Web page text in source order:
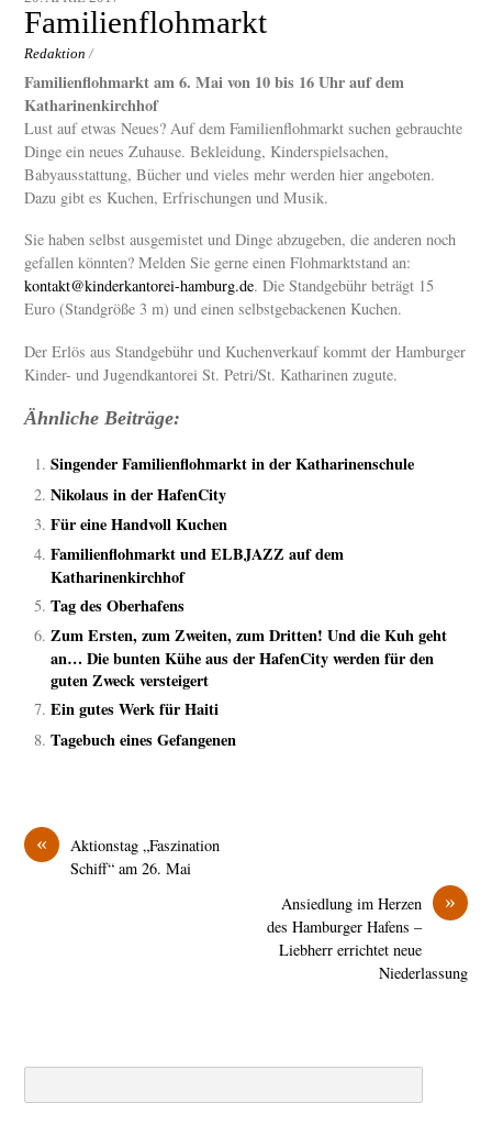
Familienflohmarkt
Redaktion /
Familienflohmarkt am 6. Mai von 10 bis 16 Uhr auf dem
Katharinenkirchhof
Lust auf etwas Neues? Auf dem Familienflohmarkt suchen gebrauchte
Dinge ein neues Zuhause. Bekleidung, Kinderspielsachen,
Babyausstattung, Bücher und vieles mehr werden hier angeboten.
Dazu gibt es Kuchen, Erfrischungen und Musik.
Sie haben selbst ausgemistet und Dinge abzugeben, die anderen noch
gefallen könnten? Melden Sie gerne einen Flohmarktstand an:
kontakt@kinderkantorei-hamburg.de. Die Standgebühr beträgt 15
Euro (Standgröße 3 m) und einen selbstgebackenen Kuchen.
Der Erlös aus Standgebühr und Kuchenverkauf kommt der Hamburger
Kinder- und Jugendkantorei St. Petri/St. Katharinen zugute.
Ähnliche Beiträge:
Singender Familienflohmarkt in der Katharinenschule
Nikolaus in der HafenCity
Für eine Handvoll Kuchen
Familienflohmarkt und ELBJAZZ auf dem
Katharinenkirchhof
Tag des Oberhafens
Zum Ersten, zum Zweiten, zum Dritten! Und die Kuh geht
an… Die bunten Kühe aus der HafenCity werden für den
guten Zweck versteigert
Ein gutes Werk für Haiti
Tagebuch eines Gefangenen
«
Aktionstag „Faszination
Schiff“ am 26. Mai
»
Ansiedlung im Herzen
des Hamburger Hafens –
Liebherr errichtet neue
Niederlassung